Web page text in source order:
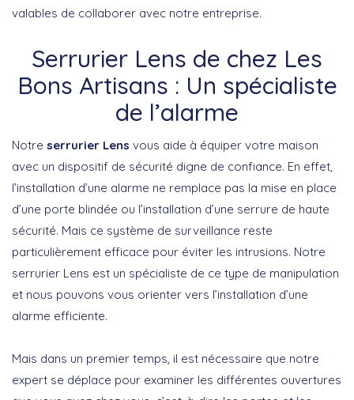
valables de collaborer avec notre entreprise.
Serrurier Lens de chez Les
Bons Artisans : Un spécialiste
de l’alarme
Notre serrurier Lens vous aide à équiper votre maison
avec un dispositif de sécurité digne de confiance. En effet,
l’installation d’une alarme ne remplace pas la mise en place
d’une porte blindée ou l’installation d’une serrure de haute
sécurité. Mais ce système de surveillance reste
particulièrement efficace pour éviter les intrusions. Notre
serrurier Lens est un spécialiste de ce type de manipulation
et nous pouvons vous orienter vers l’installation d’une
alarme efficiente.
Mais dans un premier temps, il est nécessaire que notre
expert se déplace pour examiner les différentes ouvertures